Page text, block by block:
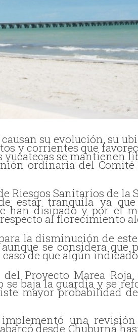
su evolución, su
y corrientes que
se mantienen
ordinaria del
Riesgos Sanitarios de la
estar tranquila ya
han disipado y por el
al florecimiento
la disminución de
se considera que
de que algún
Proyecto Marea
baja la guardia y se
mayor probabilidad
una
desde Chuburná